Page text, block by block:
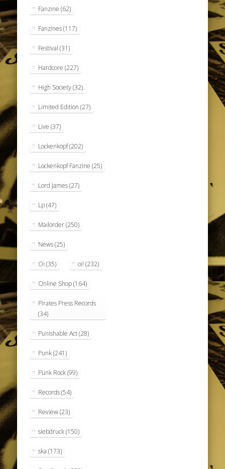
Fanzine (62)
Fanzines(117)
Festival (31)
Hardcore (227)
High Society(32)
Limited Edition (27)
Live (37)
Lockenkopf(202)
Lockenkopf Fanzine (25)
Lord James(27)
Lp(47)
Mailorder(250)
News(25)
Oi (35) oi! (232)
Online Shop(164)
Pirates Press Records
(34)
Punishable Act(28)
Punk(241)
Punk Rock(99)
Records(54)
Review(23)
siebdruck(150)
ska (173)